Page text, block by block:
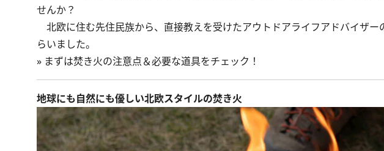
せんか？
北欧に住む先住民族から、直接教えを受けたアウトドアライフアドバイザ
らいました。
» まずは焚き火の注意点＆必要な道具をチェック！
地球にも自然にも優しい北欧スタイルの焚き火